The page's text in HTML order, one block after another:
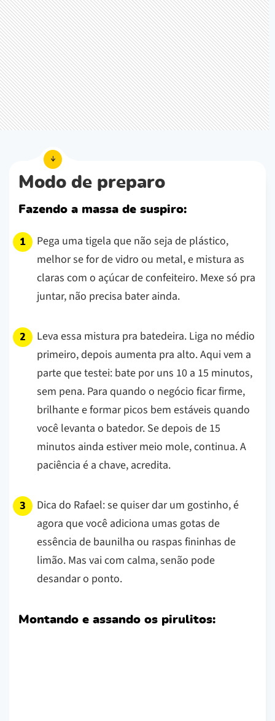
Modo de preparo
Fazendo a massa de suspiro:
Pega uma tigela que não seja de plástico,
melhor se for de vidro ou metal, e mistura as
claras com o açúcar de confeiteiro. Mexe só pra
juntar, não precisa bater ainda.
Leva essa mistura pra batedeira. Liga no médio
primeiro, depois aumenta pra alto. Aqui vem a
parte que testei: bate por uns 10 a 15 minutos,
sem pena. Para quando o negócio ficar firme,
brilhante e formar picos bem estáveis quando
você levanta o batedor. Se depois de 15
minutos ainda estiver meio mole, continua. A
paciência é a chave, acredita.
Dica do Rafael: se quiser dar um gostinho, é
agora que você adiciona umas gotas de
essência de baunilha ou raspas fininhas de
limão. Mas vai com calma, senão pode
desandar o ponto.
Montando e assando os pirulitos: